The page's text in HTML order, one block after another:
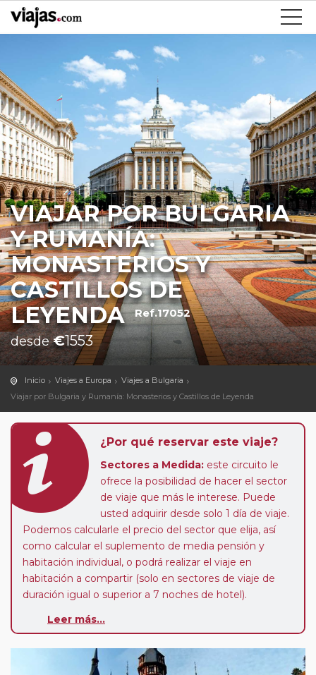
VIAJAR POR BULGARIA
Y RUMANÍA:
MONASTERIOS Y
CASTILLOS DE
LEYENDA Ref.17052
desde€1553
Inicio Viajes a Europa
Viajes a Bulgaria
Viajar por Bulgaria y Rumanía: Monasterios y Castillos de Leyenda
¿Por qué reservar este viaje?
Sectores a Medida: este circuito le
ofrece la posibilidad de hacer el sector
de viaje que más le interese. Puede
usted adquirir desde solo 1 día de viaje.
Podemos calcularle el precio del sector que elija, así
como calcular el suplemento de media pensión y
habitación individual, o podrá realizar el viaje en
habitación a compartir (solo en sectores de viaje de
duración igual o superior a 7 noches de hotel).
Paradas en Ruta:
su viaje, en la ciudad que desee por período de 1, 3, 4 o
Leer más...